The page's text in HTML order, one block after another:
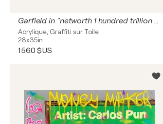
Garfield in "networth 1 hundred trillion dollars"
Acrylique, Graffiti sur Toile
28x35in
1 560 $US